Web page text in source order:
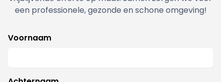
een professionele, gezonde en schone omgeving!
Voornaam